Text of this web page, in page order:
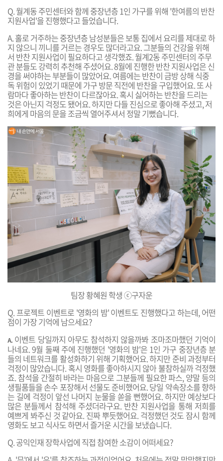
Q. 월계동 주민센터와 함께 중장년층 1인 가구를 위해 '한여름의 반찬
지원사업'을 진행했다고 들었습니다.
A.홀로 거주하는 중장년층 남성분들은 보통 집에서 요리를 제대로 하
지 않으니 끼니를 거르는 경우도 많더라고요. 그분들의 건강을 위해
서 반찬 지원사업이 필요하다고 생각했죠. 월계2동 주민센터의 주무
관 분들도 강력히 추천해 주셨어요. 8월에 진행한 반찬 지원사업은 신
경을 써야하는 부분들이 많았어요. 여름에는 반찬이 금방 상해 식중
독 위험이 있었기 때문에 가구 방문 직전에 반찬을 구입했어요. 또 사
람마다 좋아하는 반찬이 다르잖아요. 혹시 싫어하는 반찬을 드리는
것은 아닌지 걱정도 됐어요. 하지만 다들 진심으로 좋아해 주셨고, 저
희에게 마음의 문을 조금씩 열어주셔서 정말 기뻤습니다.
팀장 황혜원 학생 ⓒ구자운
Q. 프로젝트 이벤트로 '영화의 밤' 이벤트도 진행했다고 하는데, 어떤
점이 가장 기억에 남으세요?
A. 이벤트 당일까지 아무도 참석하지 않을까봐 조마조마했던 기억이
나네요. 9월 둘째 주에 진행했던 '영화의 밤'은 1인 가구 중장년층 분
들의 네트워크를 활성화하기 위해 기획했어요. 하지만 준비과정부터
걱정이 많았습니다. 혹시 영화를 좋아하시지 않아 불참하실까 걱정했
죠. 참석을 간절히 바라는 마음으로 그분들께 필요한 파스, 양말 등의
생필품들을 손수 포장해서 선물도 준비했어요. 당일 약속장소를 향하
는 길에 걱정이 앞선 나머지 눈물을 쏟을 뻔했어요. 하지만 예상보다
많은 분들께서 참석해 주셨더라구요. 반찬 지원사업을 통해 저희를
예쁘게 봐주신 것 같아요. 진짜 뿌듯했어요. 걱정했던 것도 잠시 함께
영화도 보고 식사도 하면서 즐거운 시간을 보냈습니다.
Q. 공익인재 장학사업에 직접 참여한소감이 어떠세요?